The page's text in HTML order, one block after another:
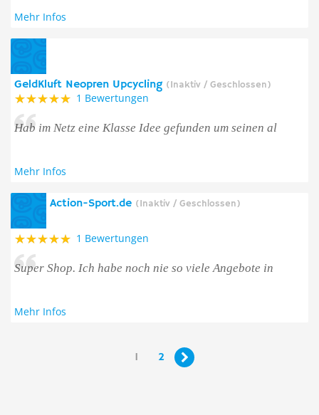
Mehr Infos
GeldKluft Neopren Upcycling (Inaktiv / Geschlossen)
1 Bewertungen
Hab im Netz eine Klasse Idee gefunden um seinen al
Mehr Infos
Action-Sport.de (Inaktiv / Geschlossen)
1 Bewertungen
Super Shop. Ich habe noch nie so viele Angebote in
Mehr Infos
1 2 